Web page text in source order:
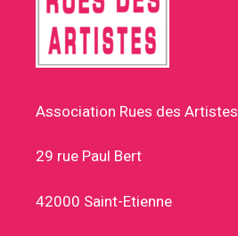
Association Rues des Artistes
29 rue Paul Bert
42000 Saint-Etienne